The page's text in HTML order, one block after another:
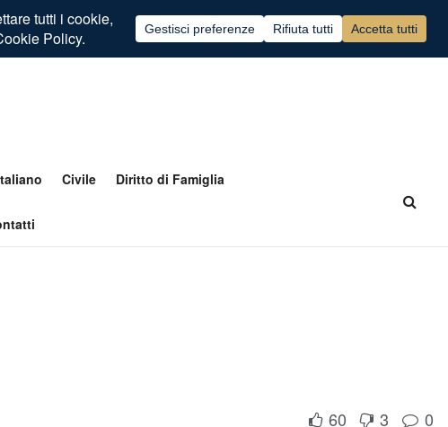
Civile Diritto di Famiglia
60 3 0